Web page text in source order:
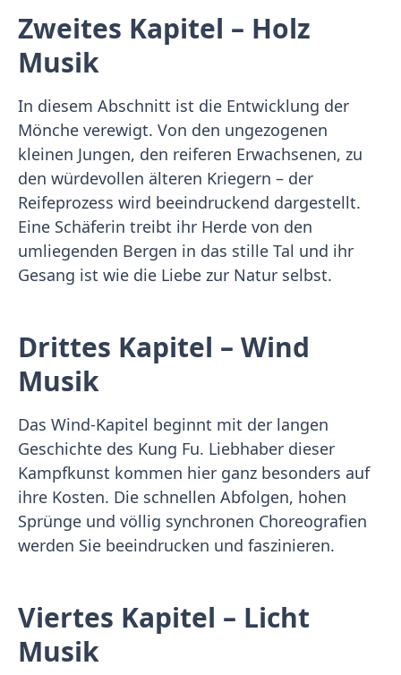
Zweites Kapitel – Holz
Musik
In diesem Abschnitt ist die Entwicklung der
Mönche verewigt. Von den ungezogenen
kleinen Jungen, den reiferen Erwachsenen, zu
den würdevollen älteren Kriegern – der
Reifeprozess wird beeindruckend dargestellt.
Eine Schäferin treibt ihr Herde von den
umliegenden Bergen in das stille Tal und ihr
Gesang ist wie die Liebe zur Natur selbst.
Drittes Kapitel – Wind
Musik
Das Wind-Kapitel beginnt mit der langen
Geschichte des Kung Fu. Liebhaber dieser
Kampfkunst kommen hier ganz besonders auf
ihre Kosten. Die schnellen Abfolgen, hohen
Sprünge und völlig synchronen Choreografien
werden Sie beeindrucken und faszinieren.
Viertes Kapitel – Licht
Musik